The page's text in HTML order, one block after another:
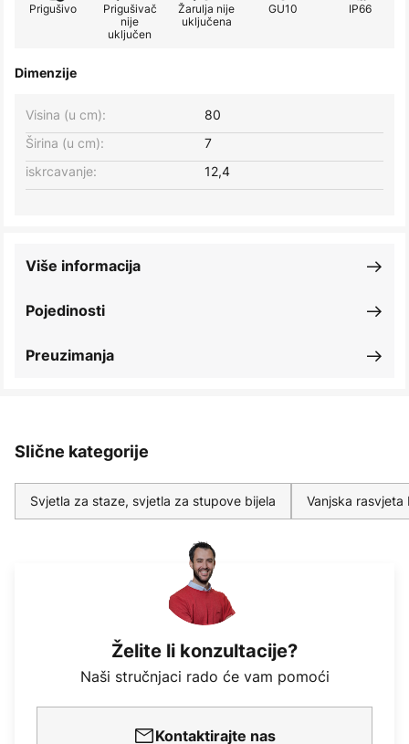
Prigušivo
Prigušivač
nije
uključen
Žarulja nije
uključena
GU10 IP66
Dimenzije
Širina (u cm): 7
Visina (u cm): 80
iskrcavanje: 12,4
Pojedinosti
Više informacija
Preuzimanja
Slične kategorije
Svjetla za staze, svjetla za stupove bijela Vanjska rasvjeta
Želite li konzultacije?
Naši stručnjaci rado će vam pomoći
Kontaktirajte nas